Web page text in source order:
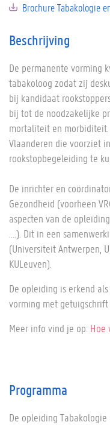
Brochure Tabakologie
Beschrijving
De permanente vorming
tabakoloog zodat zij
bij kandidaat
bij tot de noodzakelijke
mortaliteit en
Vlaanderen die voorziet
rookstopbegeleiding te
De inrichter en
Gezondheid (voorheen
aspecten van de
....). Dit in een
(Universiteit Antwerpen,
KULeuven).
De opleiding is erkend
vorming met
Meer info vind je op: Hoe
Programma
De opleiding